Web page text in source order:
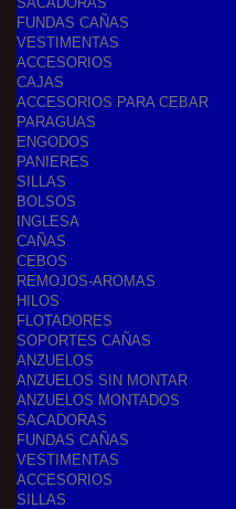
FUNDAS CAÑAS
VESTIMENTAS
ACCESORIOS
CAJAS
ACCESORIOS PARA CEBAR
PARAGUAS
ENGODOS
PANIERES
SILLAS
BOLSOS
INGLESA
CAÑAS
CEBOS
REMOJOS-AROMAS
HILOS
FLOTADORES
SOPORTES CAÑAS
ANZUELOS
ANZUELOS SIN MONTAR
ANZUELOS MONTADOS
SACADORAS
FUNDAS CAÑAS
VESTIMENTAS
ACCESORIOS
SILLAS